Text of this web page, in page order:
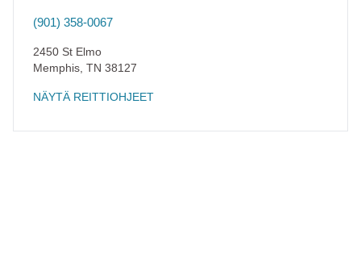
(901) 358-0067
2450 St Elmo
Memphis TN 38127
NÄYTÄ REITTIOHJEET